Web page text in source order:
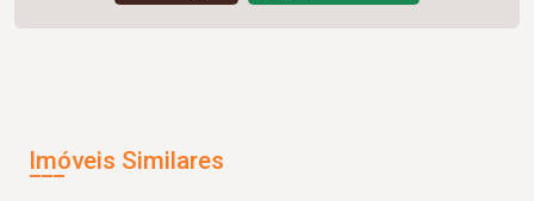
Imóveis Similares